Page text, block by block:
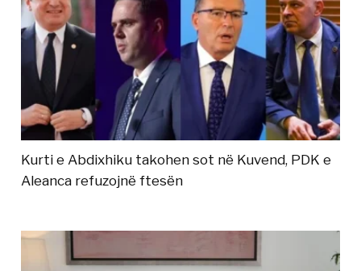
Kurti e Abdixhiku takohen sot në Kuvend, PDK e
Aleanca refuzojnë ftesën